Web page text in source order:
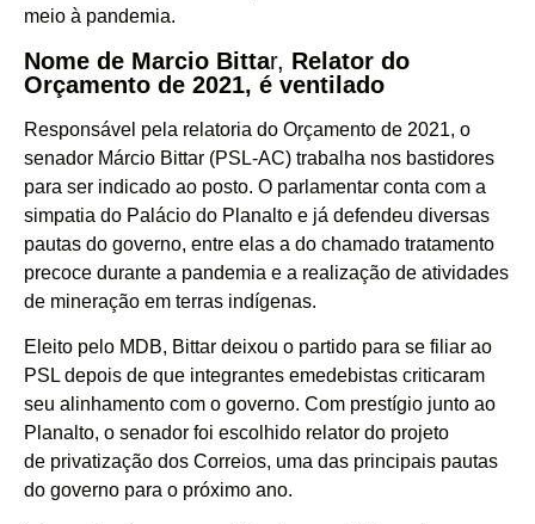
meio à pandemia.
Nome de Marcio Bittar, Relator do
Orçamento de 2021, é ventilado
Responsável pela relatoria do Orçamento de 2021, o
senador Márcio Bittar (PSL-AC) trabalha nos bastidores
para ser indicado ao posto. O parlamentar conta com a
simpatia do Palácio do Planalto e já defendeu diversas
pautas do governo, entre elas a do chamado tratamento
precoce durante a pandemia e a realização de atividades
de mineração em terras indígenas.
Eleito pelo MDB, Bittar deixou o partido para se filiar ao
PSL depois de que integrantes emedebistas criticaram
seu alinhamento com o governo. Com prestígio junto ao
Planalto, o senador foi escolhido relator do projeto
de privatização dos Correios, uma das principais pautas
do governo para o próximo ano.